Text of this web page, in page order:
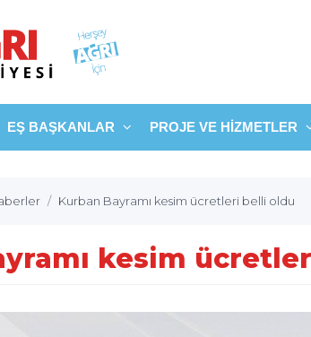
EŞ BAŞKANLAR PROJE VE HIZMETLER
Kurban Bayramı kesim ücretleri belli oldu
kesim